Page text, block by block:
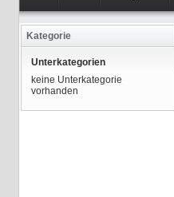
Kategorie
Unterkategorien
keine Unterkategorie
vorhanden